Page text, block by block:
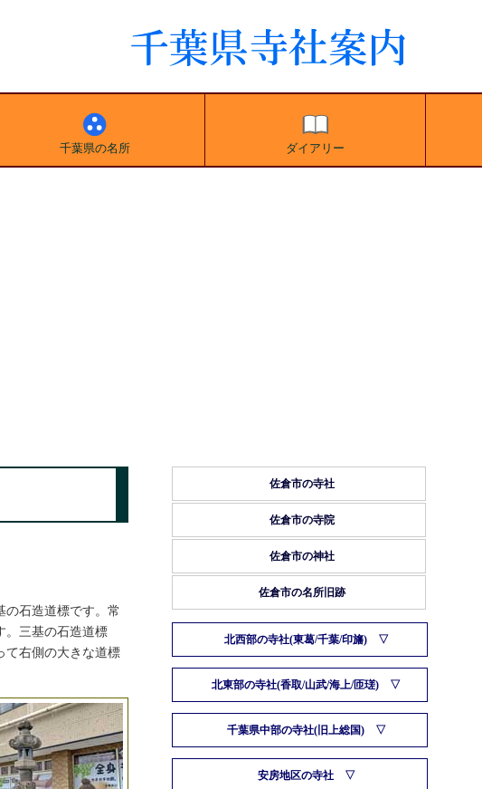
千葉県の名所 ダイアリー
の石造道標です。常
。三基の石造道標
て右側の大きな道標
佐倉市の寺社
佐倉市の寺院
佐倉市の神社
佐倉市の名所旧跡
北西部の寺社(東葛/千葉/印旛)
北東部の寺社(香取/山武/海上/匝瑳)
千葉県中部の寺社(旧上総国)
安房地区の寺社